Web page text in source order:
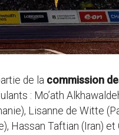
de la commission
: Mo’ath
Lisanne de Witte
Hassan Taftian (Iran)